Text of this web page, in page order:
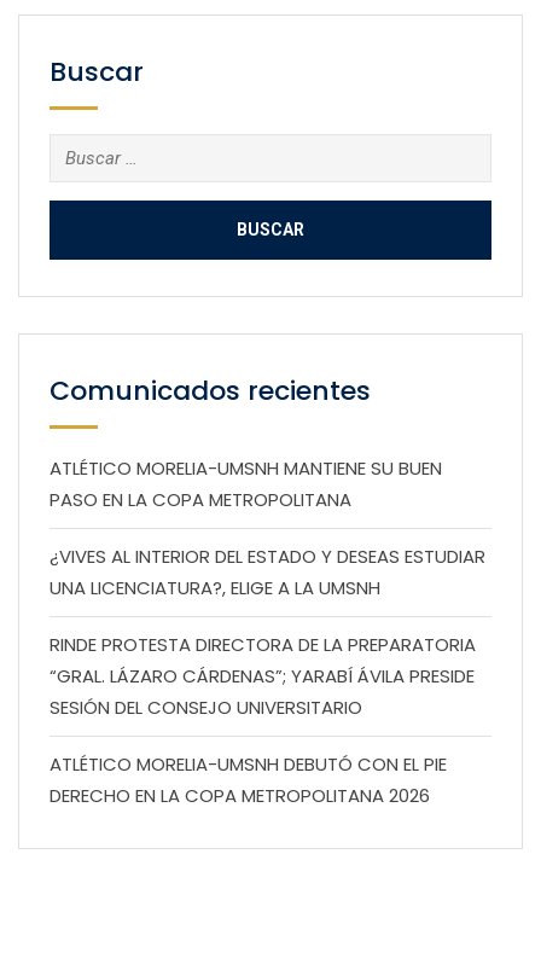
Buscar
Buscar:
Comunicados recientes
ATLÉTICO MORELIA-UMSNH MANTIENE SU BUEN
PASO EN LA COPA METROPOLITANA
¿VIVES AL INTERIOR DEL ESTADO Y DESEAS ESTUDIAR
UNA LICENCIATURA?, ELIGE A LA UMSNH
RINDE PROTESTA DIRECTORA DE LA PREPARATORIA
“GRAL. LÁZARO CÁRDENAS”; YARABÍ ÁVILA PRESIDE
SESIÓN DEL CONSEJO UNIVERSITARIO
ATLÉTICO MORELIA-UMSNH DEBUTÓ CON EL PIE
DERECHO EN LA COPA METROPOLITANA 2026